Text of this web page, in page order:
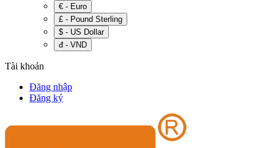
€ - Euro
£ - Pound Sterling
$ - US Dollar
đ - VND
Tài khoản
Đăng nhập
Đăng ký